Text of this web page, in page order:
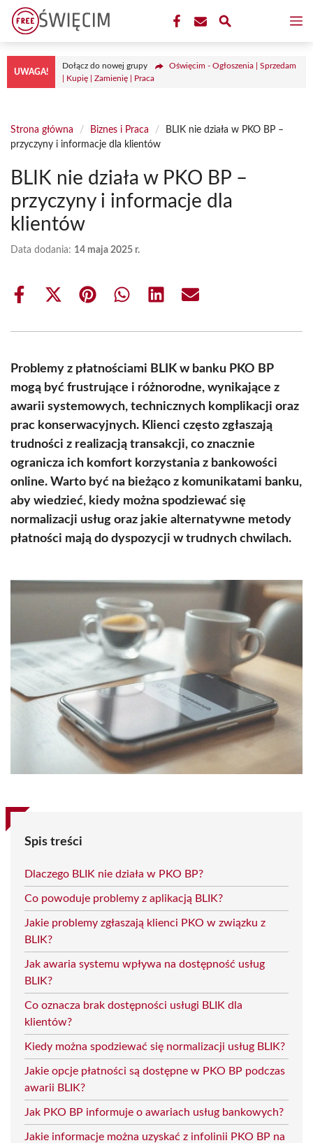
Przejdź
treści
UWAGA!
Dołącz do nowej grupy
Oświęcim - Ogłoszenia | Sprzedam
| Kupię | Zamienię | Praca
Strona główna / Biznes i Praca /
BLIK nie działa w PKO BP –
przyczyny i informacje dla klientów
BLIK nie działa w PKO BP –
przyczyny i informacje dla
klientów
Data dodania: 14 maja 2025 r.
Share
Share
(Twitter)
Share Share Share Share
Problemy z płatnościami BLIK w banku PKO BP
mogą być frustrujące i różnorodne, wynikające z
awarii systemowych, technicznych komplikacji oraz
prac konserwacyjnych. Klienci często zgłaszają
trudności z realizacją transakcji, co znacznie
ogranicza ich komfort korzystania z bankowości
online. Warto być na bieżąco z komunikatami banku,
aby wiedzieć, kiedy można spodziewać się
normalizacji usług oraz jakie alternatywne metody
płatności mają do dyspozycji w trudnych chwilach.
Spis treści
Dlaczego BLIK nie działa w PKO BP?
Co powoduje problemy z aplikacją BLIK?
Jakie problemy zgłaszają klienci PKO w związku z
BLIK?
Jak awaria systemu wpływa na dostępność usług
BLIK?
Co oznacza brak dostępności usługi BLIK dla
klientów?
Kiedy można spodziewać się normalizacji usług BLIK?
Jakie opcje płatności są dostępne w PKO BP podczas
awarii BLIK?
Jak PKO BP informuje o awariach usług bankowych?
Jakie informacje można uzyskać z infolinii PKO BP na